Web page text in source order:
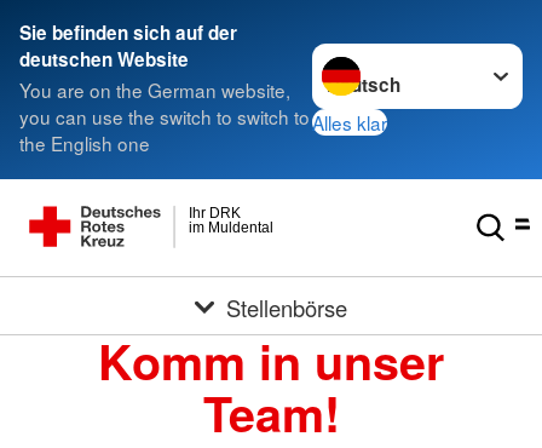
Sie befinden sich auf der
deutschen Website
You are on the German website,
you can use the switch to switch to
the English one
Sprache wechseln zu
Alles klar
im Muldental
Ihr DRK
Stellenbörse
Komm in unser
Team!